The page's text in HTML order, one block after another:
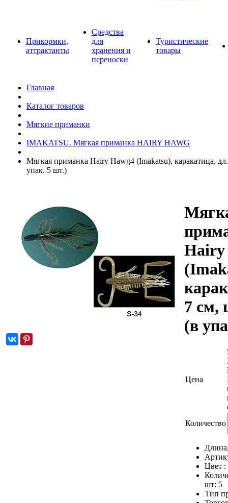
Прикормки,
аттрактанты
Средства
для
хранения и
переноски
Туристические
товары
Главная
Каталог товаров
Мягкие приманки
IMAKATSU. Мягкая приманка HAIRY HAWG
Мягкая приманка Hairy Hawg4 (Imakatsu), каракатица,
упак. 5 шт.)
Hairy
7 см,
(в
Цена
Количество
Цвет :
шт: 5
Тип